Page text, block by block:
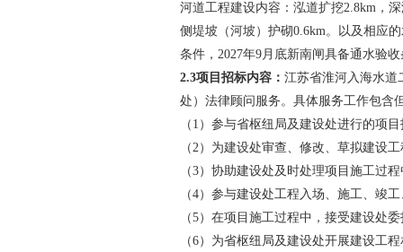
河道工程建设内容：泓道扩挖2.8km ，
侧堤坡（河坡）护砌0.6km。以及相应
条件， 2027年9月底新南闸具备通水验
2.3项目招标内容： 江苏省淮河入海水道
处）法律顾问服务。 具体服务工作包含
（ 1 ）参与省枢纽局及建设处进行的项
（2）为建设处审查、修改、草拟建设
（3）协助建设处及时处理项目施工过
（4）参与建设处工程入场、施工、竣
（5）在项目施工过程中，接受建设处
（6）为省枢纽局及建设处开展建设工